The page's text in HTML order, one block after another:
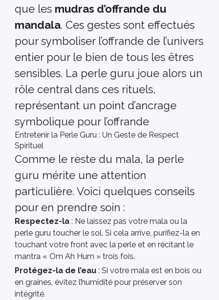
que les mudras d’offrande du
mandala. Ces gestes sont effectués
pour symboliser l’offrande de l’univers
entier pour le bien de tous les êtres
sensibles. La perle guru joue alors un
rôle central dans ces rituels,
représentant un point d’ancrage
symbolique pour l’offrande
Entretenir la Perle Guru : Un Geste de Respect
Spirituel
Comme le reste du mala, la perle
guru mérite une attention
particulière. Voici quelques conseils
pour en prendre soin :
Respectez-la : Ne laissez pas votre mala ou la
perle guru toucher le sol. Si cela arrive, purifiez-la en
touchant votre front avec la perle et en récitant le
mantra « Om Ah Hum » trois fois.
Protégez-la de l’eau : Si votre mala est en bois ou
en graines, évitez l’humidité pour préserver son
intégrité.